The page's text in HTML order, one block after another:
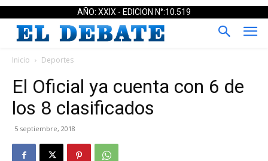
AÑO: XXIX - EDICION N°:10.519
Inicio Deportes
El Oficial ya cuenta con 6 de
los 8 clasificados
5 septiembre, 2018